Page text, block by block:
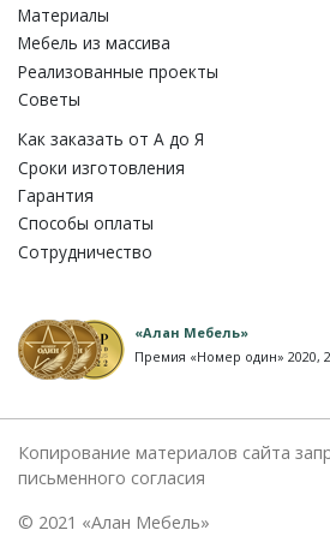
Материалы
Мебель из массива
Реализованные проекты
Советы
Как заказать от A до Я
Сроки изготовления
Гарантия
Способы оплаты
Сотрудничество
«Алан Мебель»
Премия «Номер один» 2020,
Копирование материалов сайта
письменного согласия
© 2021 «Алан Мебель»